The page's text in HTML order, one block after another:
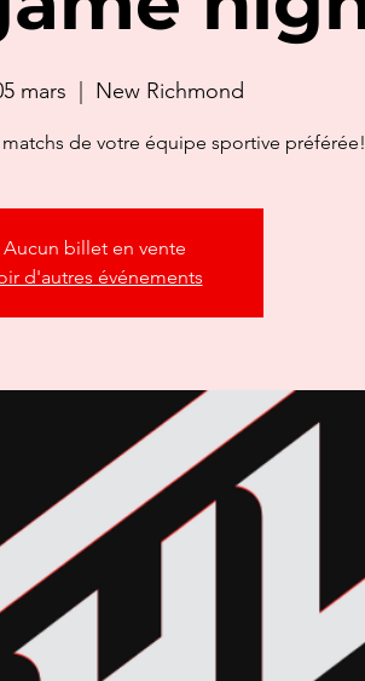
mars New Richmond
de votre équipe sportive préférée!
Aucun billet en vente
d'autres événements